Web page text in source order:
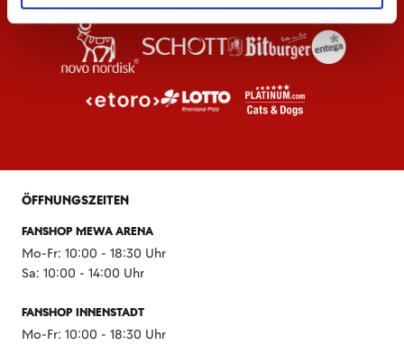
ÖFFNUNGSZEITEN
FANSHOP MEWA ARENA
Mo-Fr: 10:00 - 18:30 Uhr
Sa: 10:00 - 14:00 Uhr
FANSHOP INNENSTADT
Mo-Fr: 10:00 - 18:30 Uhr